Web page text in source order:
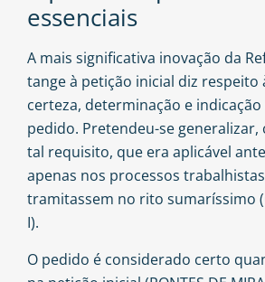
essenciais
A mais significativa inovação da
tange à petição inicial diz respeito
certeza, determinação e
pedido. Pretendeu-se generalizar,
tal requisito, que era aplicável
apenas nos processos
tramitassem no rito sumaríssimo
I).
O pedido é considerado certo